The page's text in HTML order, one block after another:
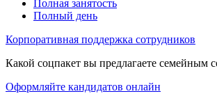
Полная занятость
Полный день
Корпоративная поддержка сотрудников
Какой соцпакет вы предлагаете семейным
Оформляйте кандидатов онлайн